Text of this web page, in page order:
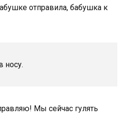
отправила, бабушка к
носу.
Мы сейчас гулять